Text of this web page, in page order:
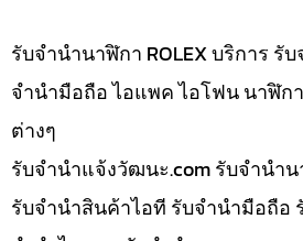
รับจำนำนาฬิกา ROLEX บริการ รั
จำนำมือถือ ไอแพค ไอโฟน นาฬิก
ต่างๆ
รับจํานําแจ้งวัฒนะ.com รับจำนำน
รับจำนำสินค้าไอที รับจำนำมือถือ